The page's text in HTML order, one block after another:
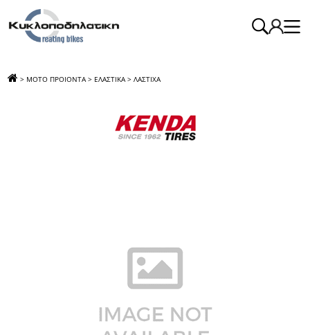
> ΜΟΤΟ ΠΡΟΙΟΝΤΑ > ΕΛΑΣΤΙΚΑ > ΛΑΣΤΙΧΑ